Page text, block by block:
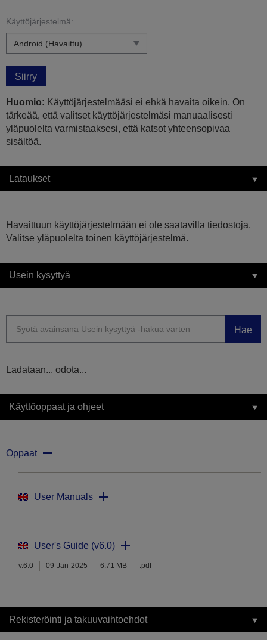
Käyttöjärjestelmä:
Siirry
Huomio: Käyttöjärjestelmääsi ei ehkä havaita oikein. On
tärkeää, että valitset käyttöjärjestelmäsi manuaalisesti
yläpuolelta varmistaaksesi, että katsot yhteensopivaa
sisältöä.
Lataukset
Havaittuun käyttöjärjestelmään ei ole saatavilla tiedostoja.
Valitse yläpuolelta toinen käyttöjärjestelmä.
Usein kysyttyä
Hae
Ladataan... odota...
Käyttöoppaat ja ohjeet
Oppaat
User Manuals
User's Guide (v6.0)
v.6.0 09-Jan-2025 6.71 MB .pdf
Rekisteröinti ja takuuvaihtoehdot